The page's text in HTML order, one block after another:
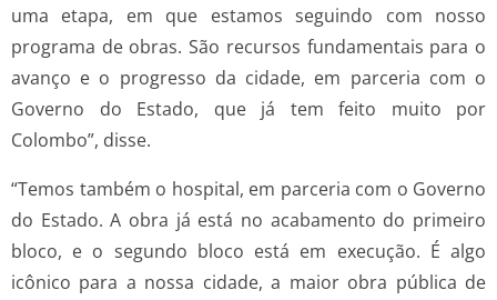
uma etapa, em que estamos seguindo com nosso
programa de obras. São recursos fundamentais para o
avanço e o progresso da cidade, em parceria com o
Governo do Estado, que já tem feito muito por
Colombo”, disse.
“Temos também o hospital, em parceria com o Governo
do Estado. A obra já está no acabamento do primeiro
bloco, e o segundo bloco está em execução. É algo
icônico para a nossa cidade, a maior obra pública de